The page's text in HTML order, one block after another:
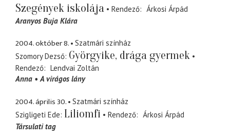
Szegények iskolája Rendező
Árkosi Árpád
Aranyos Buja Klára
2004. október 8.
Szatmári színház
Szomory Dezső Györgyike, drága gyermek
Rendező
Lendvai Zoltán
Anna
A virágos lány
2004. április 30.
Szatmári színház
Szigligeti Ede Liliomfi Rendező
Árkosi Árpád
Társulati tag